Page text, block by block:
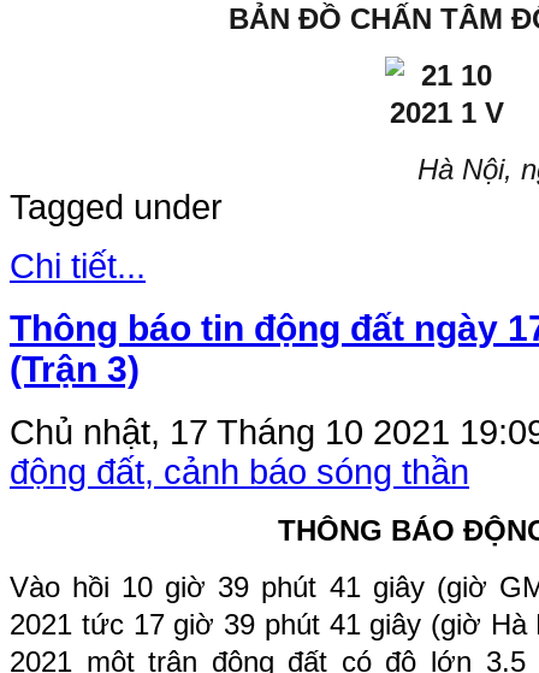
BẢN ĐỒ CHẤN TÂM
Hà Nội,
Tagged under
Chi tiết...
Thông báo tin động đất ngày
(Trận 3)
Chủ nhật, 17 Tháng 10 2021
động đất, cảnh báo sóng thần
THÔNG BÁO
Vào hồi 10 giờ 39 phút 41 giây (giờ
2021 tức 17 giờ 39 phút 41 giây (giờ
2021 một trận động đất có độ lớn 3.5